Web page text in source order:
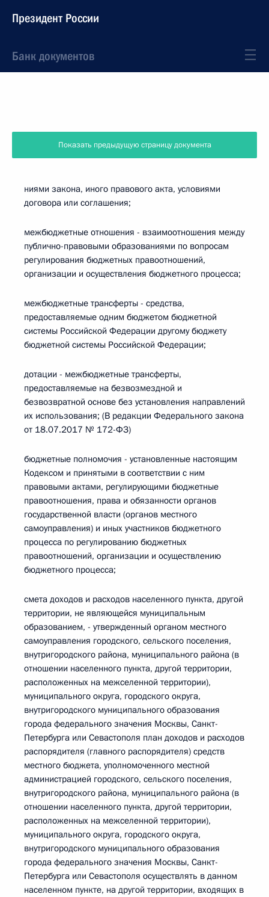
Президент России
Банк документов
Показать предыдущую страницу документа
ниями закона, иного правового акта, условиями
договора или соглашения;
межбюджетные отношения - взаимоотношения между
публично-правовыми образованиями по вопросам
регулирования бюджетных правоотношений,
организации и осуществления бюджетного процесса;
межбюджетные трансферты - средства,
предоставляемые одним бюджетом бюджетной
системы Российской Федерации другому бюджету
бюджетной системы Российской Федерации;
дотации - межбюджетные трансферты,
предоставляемые на безвозмездной и
безвозвратной основе без установления направлений
их использования; (В редакции Федерального закона
от 18.07.2017 № 172-ФЗ)
бюджетные полномочия - установленные настоящим
Кодексом и принятыми в соответствии с ним
правовыми актами, регулирующими бюджетные
правоотношения, права и обязанности органов
государственной власти (органов местного
самоуправления) и иных участников бюджетного
процесса по регулированию бюджетных
правоотношений, организации и осуществлению
бюджетного процесса;
смета доходов и расходов населенного пункта, другой
территории, не являющейся муниципальным
образованием, - утвержденный органом местного
самоуправления городского, сельского поселения,
внутригородского района, муниципального района (в
отношении населенного пункта, другой территории,
расположенных на межселенной территории),
муниципального округа, городского округа,
внутригородского муниципального образования
города федерального значения Москвы, Санкт-
Петербурга или Севастополя план доходов и расходов
распорядителя (главного распорядителя) средств
местного бюджета, уполномоченного местной
администрацией городского, сельского поселения,
внутригородского района, муниципального района (в
отношении населенного пункта, другой территории,
расположенных на межселенной территории),
муниципального округа, городского округа,
внутригородского муниципального образования
города федерального значения Москвы, Санкт-
Петербурга или Севастополя осуществлять в данном
населенном пункте, на другой территории, входящих в